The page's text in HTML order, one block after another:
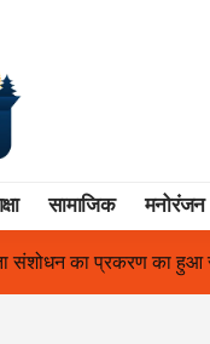
सामाजिक मनोरंजन
का हुआ समाधान